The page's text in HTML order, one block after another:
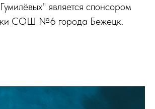
является спонсором
СОШ №6 города Бежецк.